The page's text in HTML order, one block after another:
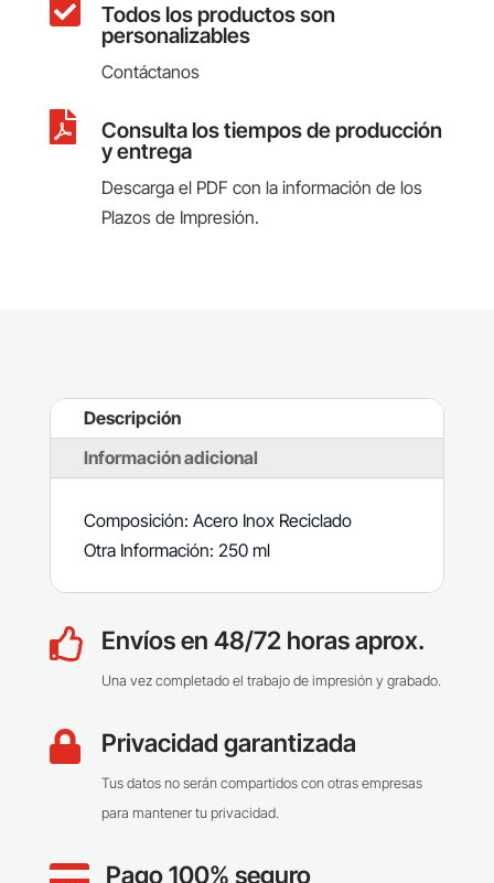
 Todos los productos son
personalizables
Contáctanos
 Consulta los tiempos de producción
y entrega
Descarga el PDF con la información de los
Plazos de Impresión.
Descripción
Información adicional
Composición: Acero Inox Reciclado
Otra Información: 250 ml
 Envíos en 48/72 horas aprox.
Una vez completado el trabajo de impresión y grabado.
 Privacidad garantizada
Tus datos no serán compartidos con otras empresas
para mantener tu privacidad.
Pago 100% seguro